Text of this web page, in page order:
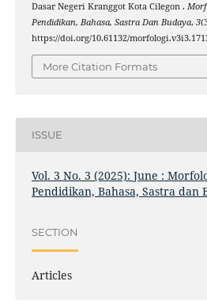
Dasar Negeri Kranggot Kota Cilegon .
Pendidikan, Bahasa, Sastra Dan Budaya, 3
https://doi.org/10.61132/
More Citation Formats
ISSUE
Vol. 3 No. 3 (2025): June :
Pendidikan, Bahasa, Sastra dan
SECTION
Articles